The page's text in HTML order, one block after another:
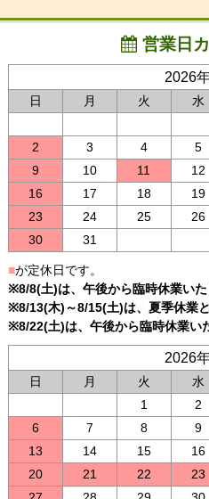
営業日
2026
日 月 火 水
2
3 4 5
9
10 11 12
16
17 18 19
23
24 25 26
30
31
■が定休日です。
※8/8(土)は、午後から臨時休業いた
※8/13(木)～8/15(土)は、夏季休業
※8/22(土)は、午後から臨時休業い
2026
日 月 火 水
1
2
6
7 8 9
13
14 15 16
20
21 22 23